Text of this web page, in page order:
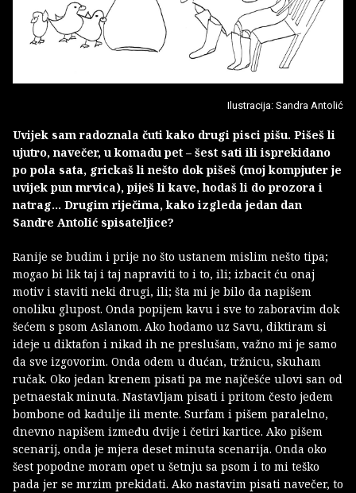
Ilustracija: Sandra Antolić
Uvijek sam radoznala čuti kako drugi pisci pišu. Pišeš li
ujutro, navečer, u komadu pet – šest sati ili isprekidano
po pola sata, grickaš li nešto dok pišeš (moj kompjuter je
uvijek pun mrvica), piješ li kave, hodaš li do prozora i
natrag… Drugim riječima, kako izgleda jedan dan
Sandre Antolić spisateljice?
Ranije se budim i prije no što ustanem mislim nešto tipa;
mogao bi lik taj i taj napraviti to i to, ili; izbacit ću onaj
motiv i staviti neki drugi, ili; šta mi je bilo da napišem
onoliku glupost. Onda popijem kavu i sve to zaboravim dok
šećem s psom Aslanom. Ako hodamo uz Savu, diktiram si
ideje u diktafon i nikad ih ne preslušam, važno mi je samo
da sve izgovorim. Onda odem u dućan, tržnicu, skuham
ručak. Oko jedan krenem pisati pa me najčešće ulovi san od
petnaestak minuta. Nastavljam pisati i pritom često jedem
bombone od kadulje ili mente. Surfam i pišem paralelno,
dnevno napišem između dvije i četiri kartice. Ako pišem
scenarij, onda je mjera deset minuta scenarija. Onda oko
šest popodne moram opet u šetnju sa psom i to mi teško
pada jer se mrzim prekidati. Ako nastavim pisati navečer, to